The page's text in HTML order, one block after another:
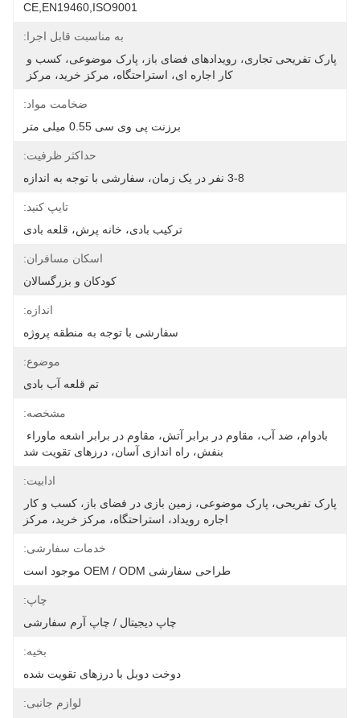
CE,EN19460,ISO9001
به مناسبت قابل اجرا:
کار اجاره ای، استراحتگاه، مرکز خرید، مرکز
ضخامت مواد:
برزنت پی وی سی 0.55 میلی متر
حداکثر ظرفیت:
3-8 نفر در یک زمان، سفارشی با توجه به اندازه
تایپ کنید:
ترکیب بادی، خانه پرش، قلعه بادی
اسکان مسافران:
کودکان و بزرگسالان
اندازه:
سفارشی با توجه به منطقه پروژه
موضوع:
تم قلعه آب بادی
مشخصه:
بنفش، راه اندازی آسان، درزهای تقویت شد
ادابیت:
اجاره رویداد، استراحتگاه، مرکز خرید، مرکز
خدمات سفارشی:
طراحی سفارشی OEM / ODM موجود است
چاپ:
چاپ دیجیتال / چاپ آرم سفارشی
بخیه:
دوخت دوبل با درزهای تقویت شده
لوازم جانبی: